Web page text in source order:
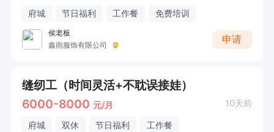
府城 节日福利 工作餐 免费培训
侯老板
鑫雨服饰有限公司
申请
缝纫工（时间灵活+不耽误接娃）
6000-8000 元/月 10天前
府城 双休 节日福利 工作餐